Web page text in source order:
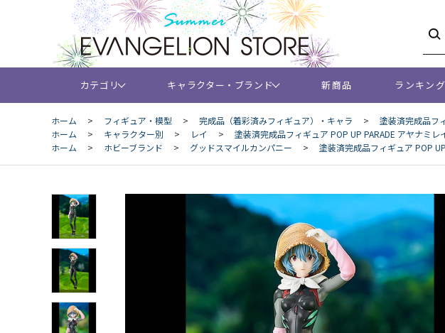
カテゴリ キャラクター・ブランド 新商品 ランキング
ホーム > フィギュア・模型 > 完成品（着彩済みフィギュア）・キャラ >
塗装済完成品フ
ホーム
> キャラクター別 > レイ >
塗装済完成品フィギュア POP UP PARADE アヤナミ
ホーム
> ホビーブランド > グッドスマイルカンパニー > 塗装済完成品フィギュア POP